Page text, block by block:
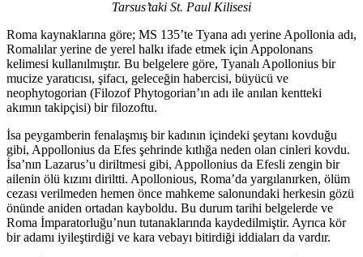
Tarsus’taki St. Paul Kilisesi
Roma kaynaklarına göre; MS 135’te Tyana adı yerine Apollonia adı,
Romalılar yerine de yerel halkı ifade etmek için Appolonans
kelimesi kullanılmıştır. Bu belgelere göre, Tyanalı Apollonius bir
mucize yaratıcısı, şifacı, geleceğin habercisi, büyücü ve
neophytogorian (Filozof Phytogorian’ın adı ile anılan kentteki
akımın takipçisi) bir filozoftu.
İsa peygamberin fenalaşmış bir kadının içindeki şeytanı kovduğu
gibi, Appollonius da Efes şehrinde kıtlığa neden olan cinleri kovdu.
İsa’nın Lazarus’u diriltmesi gibi, Appollonius da Efesli zengin bir
ailenin ölü kızını diriltti. Apollonious, Roma’da yargılanırken, ölüm
cezası verilmeden hemen önce mahkeme salonundaki herkesin gözü
önünde aniden ortadan kayboldu. Bu durum tarihi belgelerde ve
Roma İmparatorluğu’nun tutanaklarında kaydedilmiştir. Ayrıca kör
bir adamı iyileştirdiği ve kara vebayı bitirdiği iddiaları da vardır.